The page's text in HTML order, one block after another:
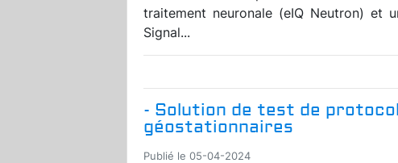
traitement neuronale (eIQ Neutron) et
Signal...
- Solution de test de
géostationnaires
Publié le 05-04-2024